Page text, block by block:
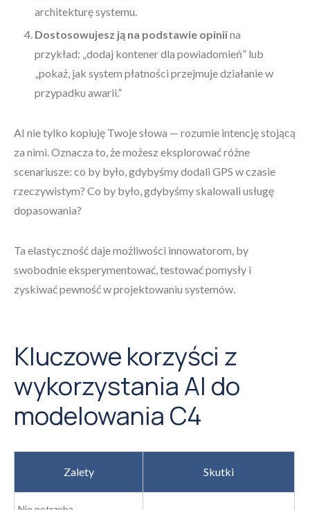
architekturę systemu.
Dostosowujesz ją na podstawie opiniina
przykład: „dodaj kontener dla powiadomień” lub
„pokaż, jak system płatności przejmuje działanie w
przypadku awarii.”
AI nie tylko kopiuję Twoje słowa — rozumie intencję stojącą
za nimi. Oznacza to, że możesz eksplorować różne
scenariusze: co by było, gdybyśmy dodali GPS w czasie
rzeczywistym? Co by było, gdybyśmy skalowali usługę
dopasowania?
Ta elastyczność daje możliwości innowatorom, by
swobodnie eksperymentować, testować pomysły i
zyskiwać pewność w projektowaniu systemów.
Kluczowe korzyści z
wykorzystania AI do
modelowania C4
Zalety Skutki